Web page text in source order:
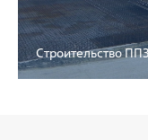
Строительство